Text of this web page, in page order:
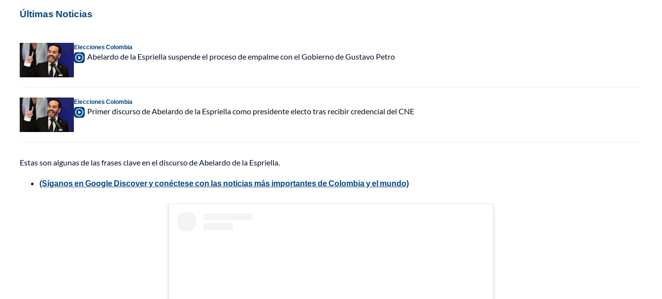
Últimas Noticias
Elecciones Colombia
Abelardo de la Espriella suspende el proceso de empalme con el Gobierno de Gustavo Petro
Elecciones Colombia
Primer discurso de Abelardo de la Espriella como presidente electo tras recibir credencial del CNE
Estas son algunas de las frases clave en el discurso de Abelardo de la Espriella.
(Síganos en Google Discover y conéctese con las noticias más importantes de Colombia y el mundo)